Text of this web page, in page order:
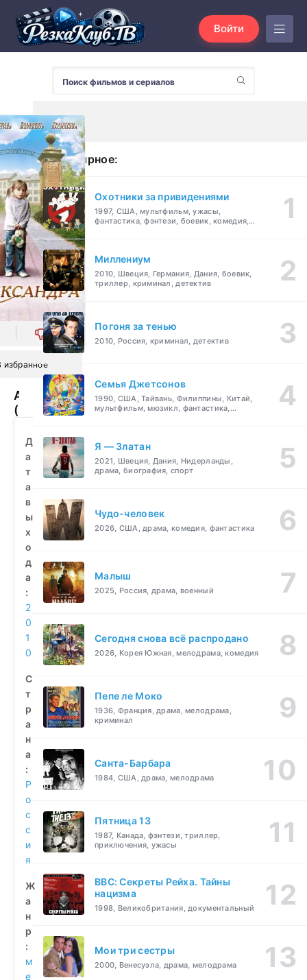
Войти
0
избранное
Александра
(2010)
бесплатно
Д
а
т
а
в
ы
х
о
д
а
:
2
0
1
0
С
т
р
а
н
а
:
Р
о
с
с
и
я
Ж
а
н
р
:
м
е
Популярное:
Охотники за привидениями
1997, США, мультфильм, ужасы,
фантастика, фэнтези, боевик, комедия,
Миллениум
2010, Швеция, Германия, Дания, боевик,
триллер, криминал, детектив
Погоня за тенью
2010, Россия, криминал, детектив
Семья Джетсонов
1990, США, Тайвань, Филиппины, Китай,
мультфильм, мюзикл, фантастика,
Я — Златан
2021, Швеция, Дания, Нидерланды,
драма, биография, спорт
Чудо-человек
2026, США, драма, комедия, фантастика
Малыш
2025, Россия, драма, военный
Сегодня снова всё распродано
2026, Корея Южная, мелодрама, комедия
Пепе ле Моко
1936, Франция, драма, мелодрама,
криминал
Санта-Барбара
1984, США, драма, мелодрама
Пятница 13
1987, Канада, фэнтези, триллер,
приключения, ужасы
BBC: Секреты Рейха. Тайны
нацизма
1998, Великобритания, документальный
Мои три сестры
2000, Венесуэла, драма, мелодрама